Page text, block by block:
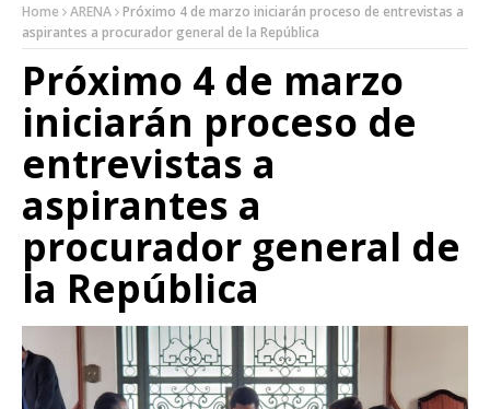
Home ARENA Próximo 4 de marzo iniciarán proceso de entrevistas a
aspirantes a procurador general de la República
Próximo 4 de marzo
iniciarán proceso de
entrevistas a
aspirantes a
procurador general de
la República